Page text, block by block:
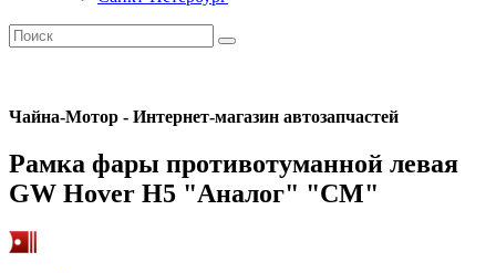
Чайна-Мотор - Интернет-магазин автозапчастей
Рамка фары противотуманной левая
GW Hover H5 "Аналог" "CM"